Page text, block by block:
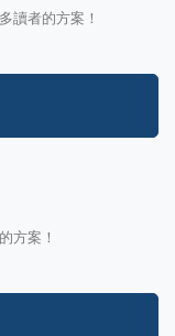
讀者的方案！
方案！